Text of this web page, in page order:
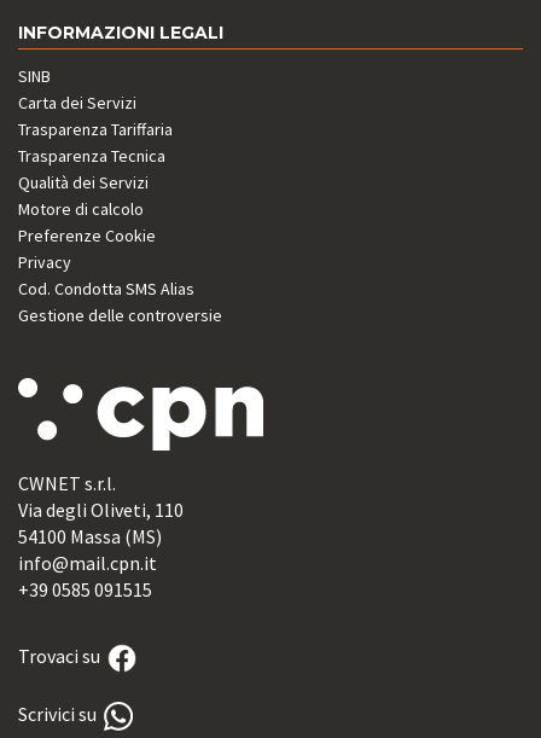
INFORMAZIONI LEGALI
SINB
Carta dei Servizi
Trasparenza Tariffaria
Trasparenza Tecnica
Qualità dei Servizi
Motore di calcolo
Preferenze Cookie
Privacy
Cod. Condotta SMS Alias
Gestione delle controversie
CWNET s.r.l.
Via degli Oliveti, 110
54100 Massa (MS)
info@mail.cpn.it
+39 0585 091515
Trovaci su
Scrivici su